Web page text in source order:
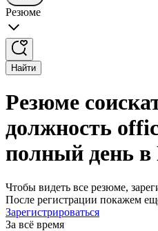
Резюме
Найти
Резюме
должность
полный день в
Чтобы видеть все резюме,
После регистрации покажем
Зарегистрироваться
За всё время